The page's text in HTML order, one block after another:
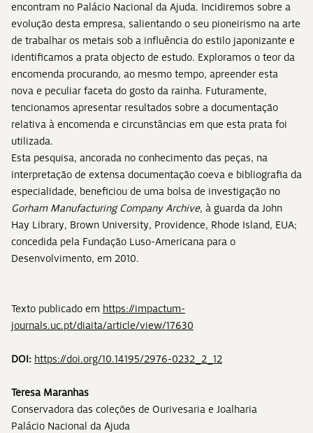
encontram no Palácio Nacional da Ajuda. Incidiremos sobre a
evolução desta empresa, salientando o seu pioneirismo na arte
de trabalhar os metais sob a influência do estilo japonizante e
identificamos a prata objecto de estudo. Exploramos o teor da
encomenda procurando, ao mesmo tempo, apreender esta
nova e peculiar faceta do gosto da rainha. Futuramente,
tencionamos apresentar resultados sobre a documentação
relativa à encomenda e circunstâncias em que esta prata foi
utilizada.
Esta pesquisa, ancorada no conhecimento das peças, na
interpretação de extensa documentação coeva e bibliografia da
especialidade, beneficiou de uma bolsa de investigação no
Gorham Manufacturing Company Archive, à guarda da John
Hay Library, Brown University, Providence, Rhode Island, EUA;
concedida pela Fundação Luso-Americana para o
Desenvolvimento, em 2010.
Texto publicado em https://impactum-
journals.uc.pt/diaita/article/view/17630
DOI: https://doi.org/10.14195/2976-0232_2_12
Teresa Maranhas
Conservadora das coleções de Ourivesaria e Joalharia
Palácio Nacional da Ajuda